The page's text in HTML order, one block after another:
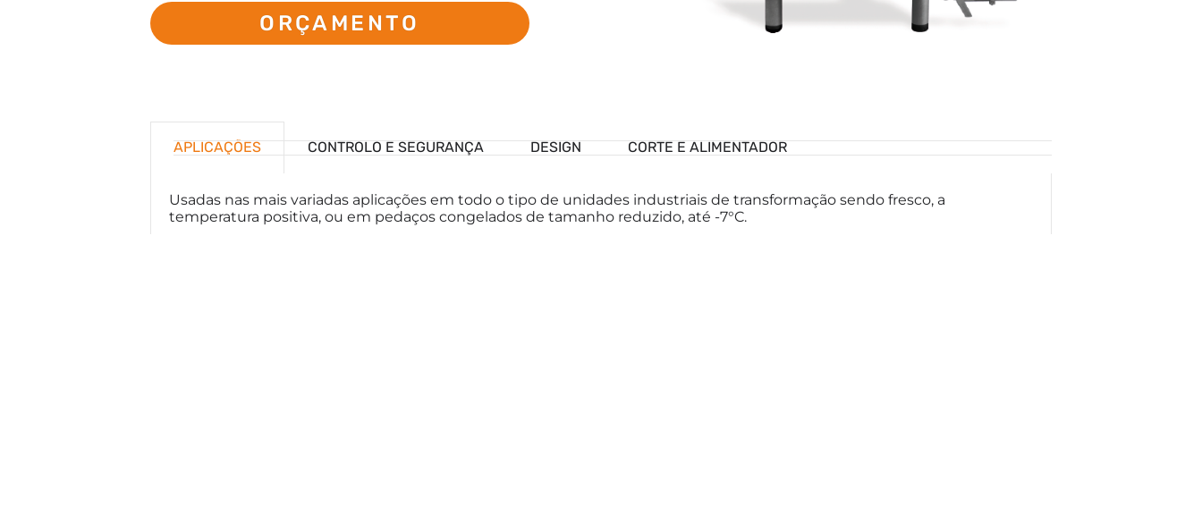
ORÇAMENTO
APLICAÇÕES CONTROLO E SEGURANÇA DESIGN CORTE E ALIMENTADOR
Usadas nas mais variadas aplicações em todo o tipo de unidades industriais de transformação sendo fresco, a
temperatura positiva, ou em pedaços congelados de tamanho reduzido, até -7°C.